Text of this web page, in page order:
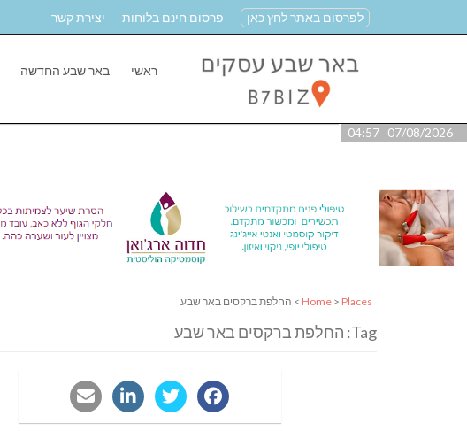
לפרסום באתר לחץ כאן פרסום חינם בלוחות יצירת קשר
ראשי באר שבע החדשה
07/08/2026 04:57
Home > Places > החלפת ברקסים באר שבע
Tag: החלפת ברקסים באר שבע